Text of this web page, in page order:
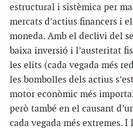
estructural i sistèmica per
mercats d’actius financers i
moneda. Amb el declivi del
baixa inversió i l’austeritat
les elits (cada vegada més
les bombolles dels actius
motor econòmic més
però també en el causant
cada vegada més extremes. I